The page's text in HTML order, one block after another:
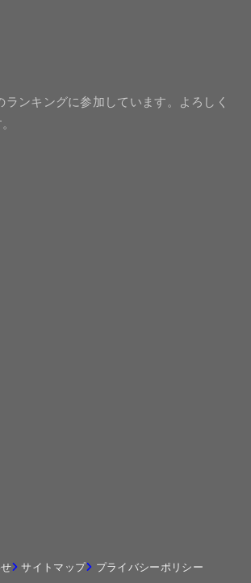
ランキングに参加しています。よろしく
サイトマップ プライバシーポリシー